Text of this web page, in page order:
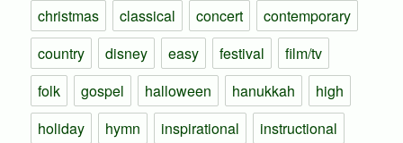
christmas
classical concert
contemporary
country
disney easy festival
film/tv
folk
gospel halloween hanukkah
high
holiday
hymn inspirational
instructional